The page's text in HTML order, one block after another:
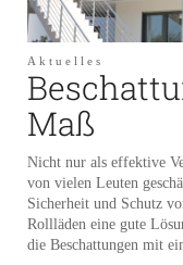
Aktuelles
Maß
Nicht nur als effektive
von vielen Leuten
Sicherheit und Schutz
Rollläden eine gute
die Beschattungen mit